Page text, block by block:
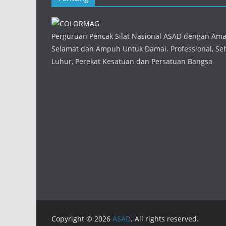
Perguruan Pencak Silat Nasional ASAD dengan
Selamat dan Ampuh Untuk Damai. Professional,
Luhur, Perekat Kesatuan dan Persatuan Bangsa
Copyright © 2026 ASAD. All rights reserved.